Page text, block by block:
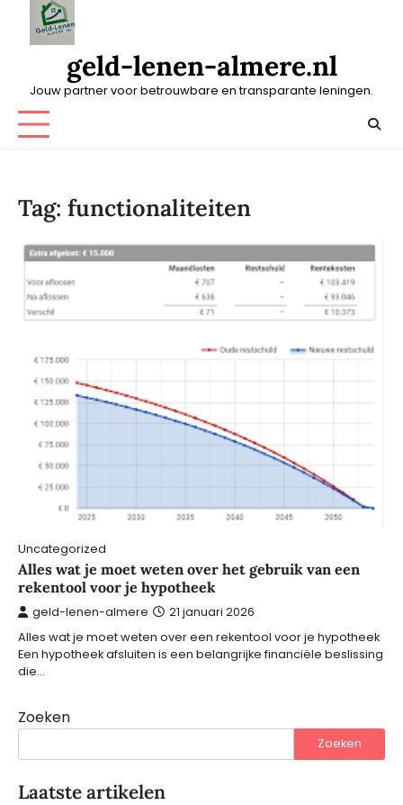
geld-lenen-almere.nl
Jouw partner voor betrouwbare en transparante leningen.
Tag: functionaliteiten
Uncategorized
Alles wat je moet weten over het gebruik van een
rekentool voor je hypotheek
geld-lenen-almere 21 januari 2026
Alles wat je moet weten over een rekentool voor je hypotheek
Een hypotheek afsluiten is een belangrijke financiële beslissing
die…
Zoeken
Zoeken
Laatste artikelen